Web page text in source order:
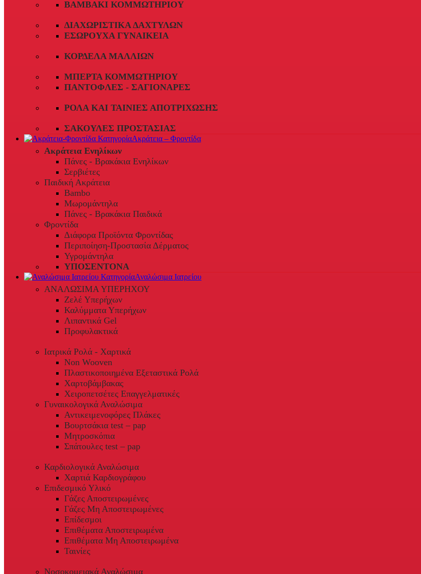
ΒΑΜΒΆΚΙ ΚΟΜΜΩΤΗΡΊΟΥ
ΔΙΑΧΩΡΙΣΤΙΚΆ ΔΑΧΤΎΛΩΝ
ΕΣΏΡΟΥΧΑ ΓΥΝΑΙΚΕΊΑ
ΚΟΡΔΈΛΑ ΜΑΛΛΙΏΝ
ΜΠΈΡΤΑ ΚΟΜΜΩΤΗΡΊΟΥ
ΠΑΝΤΌΦΛΕΣ - ΣΑΓΙΟΝΆΡΕΣ
ΡΟΛΆ ΚΑΙ ΤΑΙΝΊΕΣ ΑΠΟΤΡΊΧΩΣΗΣ
ΣΑΚΟΎΛΕΣ ΠΡΟΣΤΑΣΊΑΣ
Ακράτεια – Φροντίδα
Ακράτεια Ενηλίκων
Πάνες - Βρακάκια Ενηλίκων
Σερβιέτες
Παιδική Ακράτεια
Bambo
Μωρομάντηλα
Πάνες - Βρακάκια Παιδικά
Φροντίδα
Διάφορα Προϊόντα Φροντίδας
Περιποίηση-Προστασία Δέρματος
Υγρομάντηλα
ΥΠΟΣΕΝΤΟΝΑ
Αναλώσιμα Ιατρείου
ΑΝΑΛΩΣΙΜΑ ΥΠΕΡΗΧΟΥ
Ζελέ Υπερήχων
Καλύμματα Υπερήχων
Λιπαντικά Gel
Προφυλακτικά
Ιατρικά Ρολά - Χαρτικά
Non Wooven
Πλαστικοποιημένα Εξεταστικά Ρολά
Χαρτοβάμβακας
Χειροπετσέτες Επαγγελματικές
Γυναικολογικά Αναλώσιμα
Αντικειμενοφόρες Πλάκες
Βουρτσάκια test – pap
Μητροσκόπια
Σπάτουλες test – pap
Καρδιολογικά Αναλώσιμα
Χαρτιά Καρδιογράφου
Επιδεσμικό Υλικό
Γάζες Αποστειρωμένες
Γάζες Μη Αποστειρωμένες
Επίδεσμοι
Επιθέματα Αποστειρωμένα
Επιθέματα Μη Αποστειρωμένα
Ταινίες
Νοσοκομειακά Αναλώσιμα